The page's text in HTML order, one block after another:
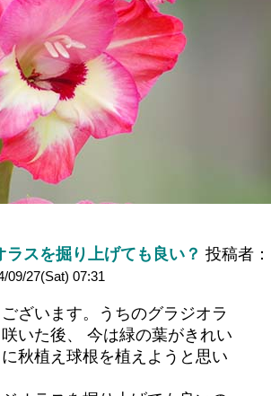
スを掘り上げても良い？ 投稿者：
09/27(Sat) 07:31
ざいます。うちのグラジオラ
いた後、 今は緑の葉がきれい
秋植え球根を植えようと思い